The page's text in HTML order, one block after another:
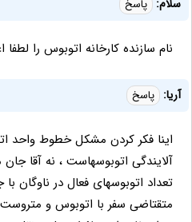
سلام: پاسخ
نام سازنده كارخانه اتوبوس را لطفا
آریا: پاسخ
اینا فکر کردن مشکل خطوط واحد
آلایندگی اتوبوسهاست ، نه آقا
تعداد اتوبوسهای فعال در ناوگان
متقتاضی سفر با اتوبوس و